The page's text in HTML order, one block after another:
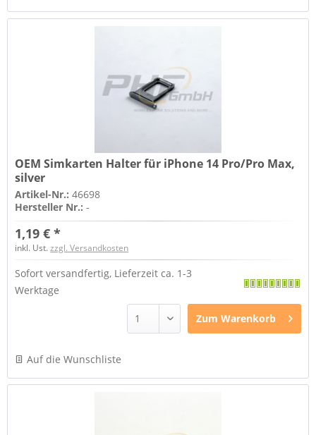
OEM Simkarten Halter für iPhone 14 Pro/Pro Max,
silver
Artikel-Nr.:46698
Hersteller Nr.:-
1,19 € *
inkl. Ust.zzgl. Versandkosten
Sofort versandfertig, Lieferzeit ca. 1-3
Werktage
Zum Warenkorb
Auf die Wunschliste